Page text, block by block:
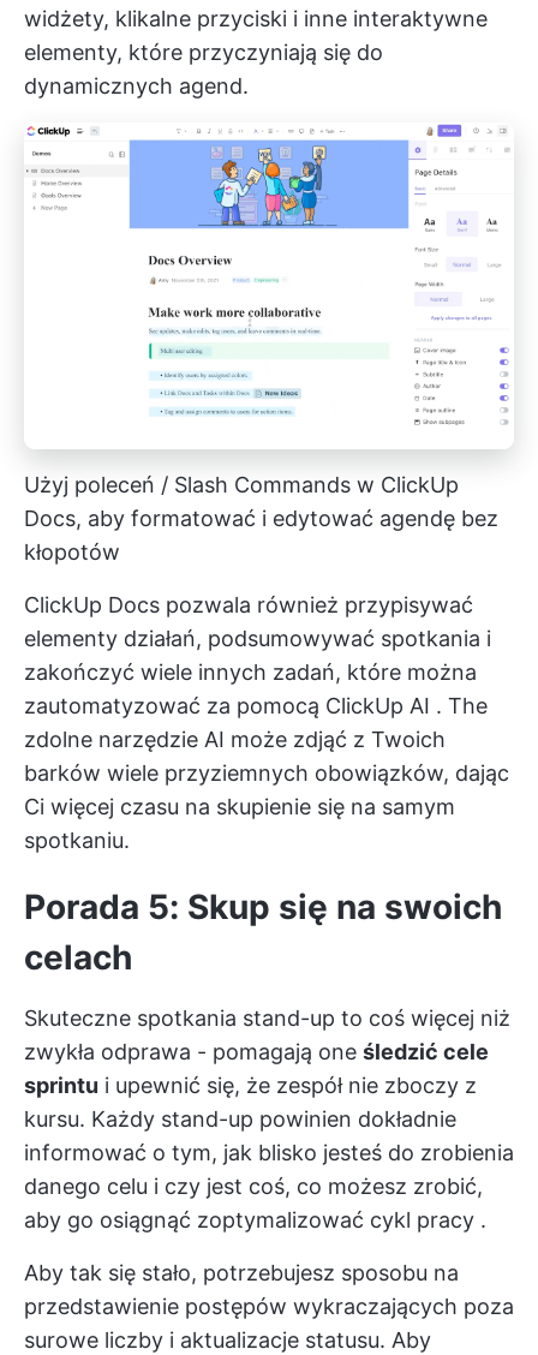
widżety, klikalne przyciski i inne interaktywne
elementy, które przyczyniają się do
dynamicznych agend.
Użyj poleceń / Slash Commands w ClickUp
Docs, aby formatować i edytować agendę bez
kłopotów
ClickUp Docs pozwala również przypisywać
elementy działań, podsumowywać spotkania i
zakończyć wiele innych zadań, które można
zautomatyzować za pomocą ClickUp AI . The
zdolne narzędzie AI może zdjąć z Twoich
barków wiele przyziemnych obowiązków, dając
Ci więcej czasu na skupienie się na samym
spotkaniu.
Porada 5: Skup się na swoich
celach
Skuteczne spotkania stand-up to coś więcej niż
zwykła odprawa - pomagają one śledzić cele
sprintu i upewnić się, że zespół nie zboczy z
kursu. Każdy stand-up powinien dokładnie
informować o tym, jak blisko jesteś do zrobienia
danego celu i czy jest coś, co możesz zrobić,
aby go osiągnąć zoptymalizować cykl pracy .
Aby tak się stało, potrzebujesz sposobu na
przedstawienie postępów wykraczających poza
surowe liczby i aktualizacje statusu. Aby